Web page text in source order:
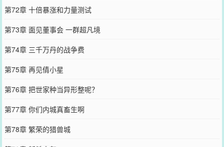
第72章 十倍暴涨和力量测试
第73章 面见董事会 一群超凡境
第74章 三千万丹的战争费
第75章 再见倩小星
第76章 把世家种当异形整呢？
第77章 你们内城真畜生啊
第78章 繁荣的猎兽城